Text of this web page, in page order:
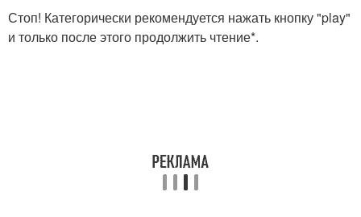
Стоп! Категорически рекомендуется нажать кнопку "play"
и только после этого продолжить чтение*.